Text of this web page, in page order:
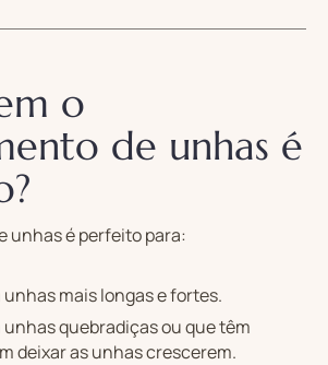
o
de unhas é
unhas é perfeito para:
mais longas e fortes.
unhas quebradiças ou que têm
deixar as unhas crescerem.